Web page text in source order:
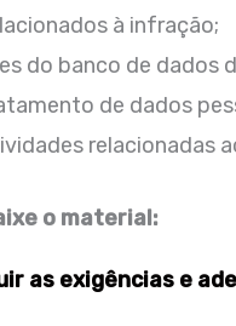
à infração;
do banco de dados
de dados
relacionadas
o material:
as exigências e